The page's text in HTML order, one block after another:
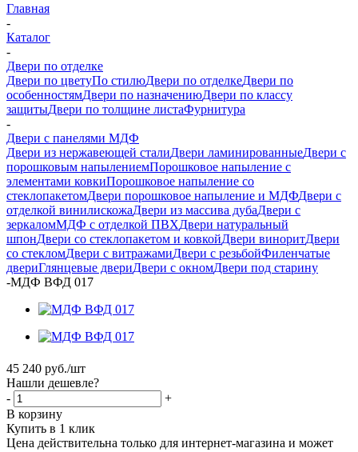
Главная
-
Каталог
-
Двери по отделке
Двери по цветуПо стилюДвери по отделкеДвери по
особенностямДвери по назначениюДвери по классу
защитыДвери по толщине листаФурнитура
-
Двери с панелями МДФ
Двери из нержавеющей сталиДвери ламинированныеДвери с
порошковым напылениемПорошковое напыление с
элементами ковкиПорошковое напыление со
стеклопакетомДвери порошковое напыление и МДФДвери с
отделкой винилискожаДвери из массива дубаДвери с
зеркаломМДФ с отделкой ПВХДвери натуральный
шпонДвери со стеклопакетом и ковкойДвери виноритДвери
со стекломДвери с витражамиДвери с резьбойФиленчатые
двериГлянцевые двериДвери с окномДвери под старину
-МДФ ВФД 017
45 240 руб./шт
Нашли дешевле?
-
+
В корзину
Купить в 1 клик
Цена действительна только для интернет-магазина и может